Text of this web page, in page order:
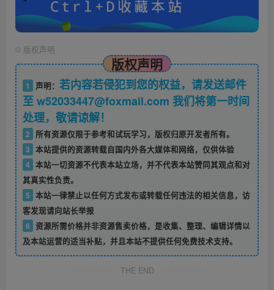
© 版权声明
版权声明
1 声明： 若内容若侵犯到您的权益，请发送邮件
至 w52033447@foxmail.com 我们将第一时间
处理，敬请谅解！
2
所有资源仅限于参考和试玩学习，版权归原开发者所有。
3 本站提供的资源转载自国内外各大媒体和网络，仅供体验
4 本站一切资源不代表本站立场，并不代表本站赞同其观点和对
其真实性负责。
5 本站一律禁止以任何方式发布或转载任何违法的相关信息，访
客发现请向站长举报
6
资源所需价格并非资源售卖价格，是收集、整理、编辑详情以
及本站运营的适当补贴，并且本站不提供任何免费技术支持。
THE END